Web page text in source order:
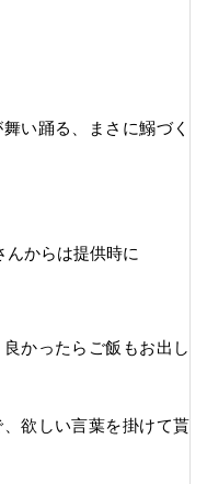
い踊る、まさに鰯づく
んからは提供時に
かったらご飯もお出し
欲しい言葉を掛けて貰